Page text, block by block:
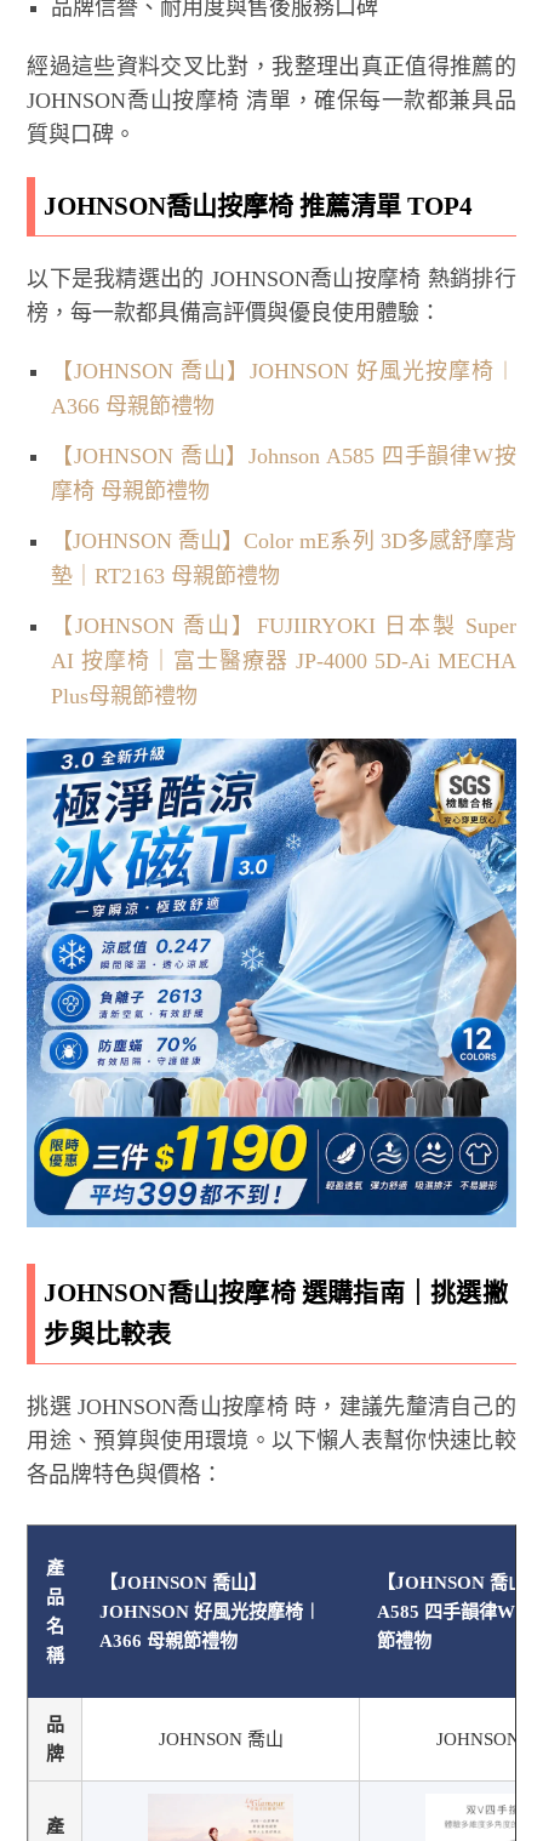
品牌信譽、耐用度與售後服務口碑
經過這些資料交叉比對，我整理出真正值得推薦的
JOHNSON喬山按摩椅 清單，確保每一款都兼具品
質與口碑。
JOHNSON喬山按摩椅 推薦清單 TOP4
以下是我精選出的 JOHNSON喬山按摩椅 熱銷排行
榜，每一款都具備高評價與優良使用體驗：
【JOHNSON 喬山】JOHNSON 好風光按摩椅︱
A366 母親節禮物
【JOHNSON 喬山】Johnson A585 四手韻律W按
摩椅 母親節禮物
【JOHNSON 喬山】Color mE系列 3D多感舒摩背
墊｜RT2163 母親節禮物
【JOHNSON 喬山】FUJIIRYOKI 日本製 Super
AI 按摩椅｜富士醫療器 JP-4000 5D-Ai MECHA
Plus母親節禮物
JOHNSON喬山按摩椅 選購指南｜挑選撇
步與比較表
挑選 JOHNSON喬山按摩椅 時，建議先釐清自己的
用途、預算與使用環境。以下懶人表幫你快速比較
各品牌特色與價格：
產
品
名
稱
【JOHNSON 喬山】
JOHNSON 好風光按摩椅︱
A366 母親節禮物
【JOHNSON 喬山
A585 四手韻律W按
節禮物
品
牌
JOHNSON 喬山 JOHNSON
產